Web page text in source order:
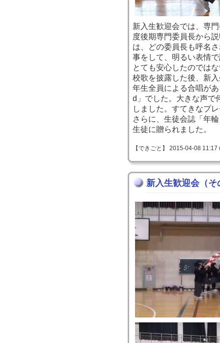
新入生歓迎会では、専
度後期専門委員長から
は、どの委員長も呼名
事をして、明るい表情
とても安心したのでは
校歌を披露した後、新
年生全員による合唱が
d」でした。大きな声で
しました。すてきなプ
さらに、生徒会誌「年
生徒に贈られました。
【できごと】 2015-04-08
新入生歓迎会（そ